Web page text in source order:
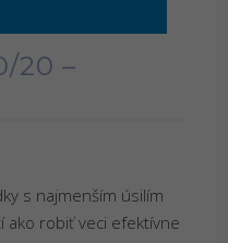
20 –
s najmenším úsilím
ako robiť veci efektívne